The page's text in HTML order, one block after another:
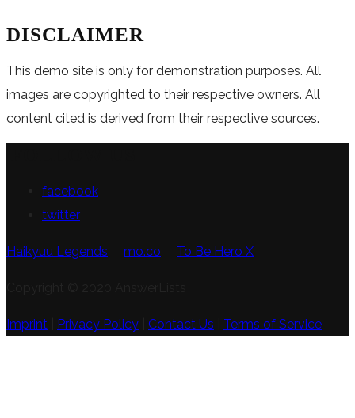
DISCLAIMER
This demo site is only for demonstration purposes. All
images are copyrighted to their respective owners. All
content cited is derived from their respective sources.
facebook
twitter
Haikyuu Legends mo.co To Be Hero X
Imprint Privacy Policy Contact Us Terms of Service